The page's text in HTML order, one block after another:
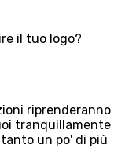
il tuo logo?
riprenderanno
tranquillamente
un po' di più